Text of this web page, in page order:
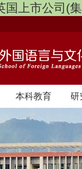
国上市公司(
本科教育 研